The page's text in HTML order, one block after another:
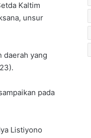
Kaltim
unsur
daerah yang
pada
Listiyono